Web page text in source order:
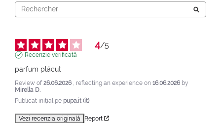
4/5
Recenzie verificată
parfum plăcut
Review of26.06.2026 , reflecting an experience on 16.06.2026 by
Mirella D.
Publicat inițial pe pupa.it (it)
Vezi recenzia originală Report